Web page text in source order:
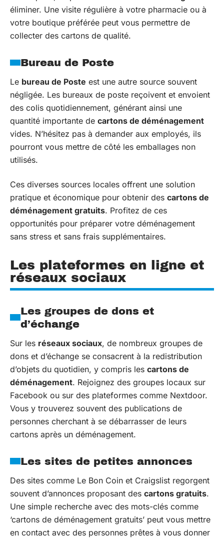
éliminer. Une visite régulière à votre pharmacie ou à
votre boutique préférée peut vous permettre de
collecter des cartons de qualité.
Bureau de Poste
Le bureau de Poste est une autre source souvent
négligée. Les bureaux de poste reçoivent et envoient
des colis quotidiennement, générant ainsi une
quantité importante de cartons de déménagement
vides. N’hésitez pas à demander aux employés, ils
pourront vous mettre de côté les emballages non
utilisés.
Ces diverses sources locales offrent une solution
pratique et économique pour obtenir des cartons de
déménagement gratuits. Profitez de ces
opportunités pour préparer votre déménagement
sans stress et sans frais supplémentaires.
Les plateformes en ligne et
réseaux sociaux
Les groupes de dons et
d’échange
Sur les réseaux sociaux, de nombreux groupes de
dons et d’échange se consacrent à la redistribution
d’objets du quotidien, y compris les cartons de
déménagement. Rejoignez des groupes locaux sur
Facebook ou sur des plateformes comme Nextdoor.
Vous y trouverez souvent des publications de
personnes cherchant à se débarrasser de leurs
cartons après un déménagement.
Les sites de petites annonces
Des sites comme Le Bon Coin et Craigslist regorgent
souvent d’annonces proposant des cartons gratuits.
Une simple recherche avec des mots-clés comme
‘cartons de déménagement gratuits’ peut vous mettre
en contact avec des personnes prêtes à vous donner